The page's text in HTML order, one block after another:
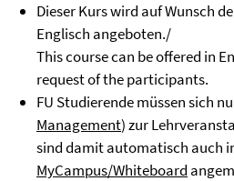
Dieser Kurs wird auf Wunsch
Englisch angeboten./
This course can be offered in
request of the participants.
FU Studierende müssen sich
Management) zur
sind damit automatisch auch
MyCampus/Whiteboard